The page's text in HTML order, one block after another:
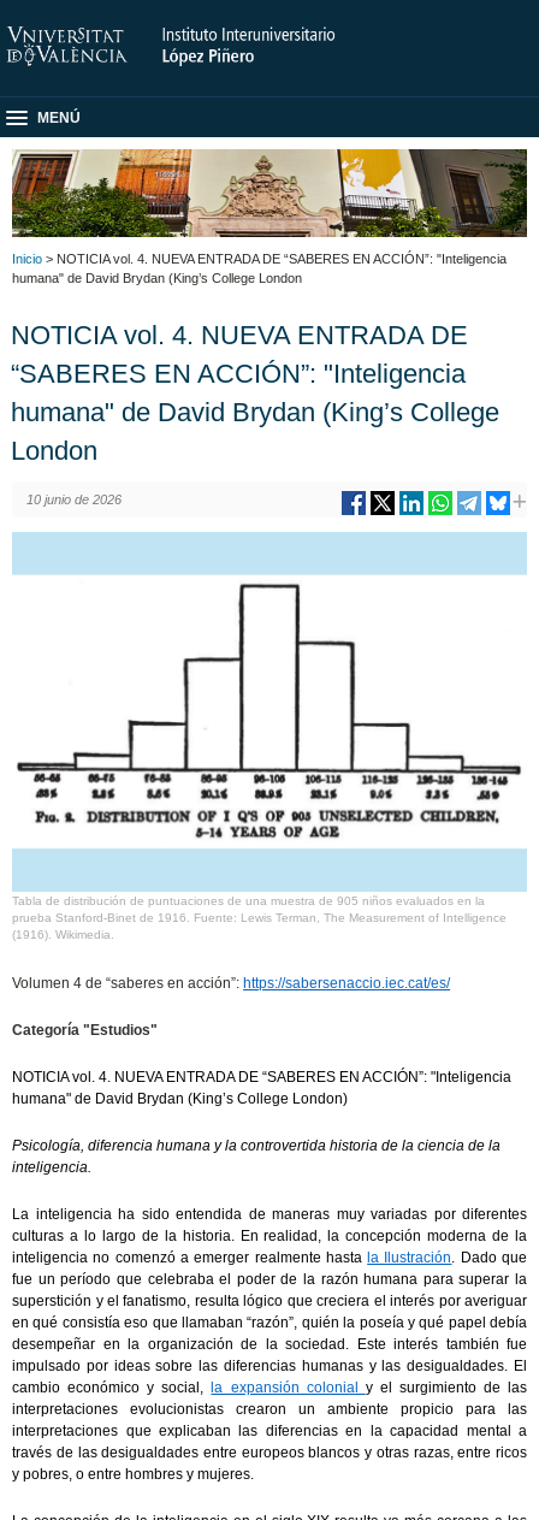
MENÚ
Inicio > NOTICIA vol. 4. NUEVA ENTRADA DE “SABERES EN ACCIÓN”: "Inteligencia
humana" de David Brydan (King’s College London
NOTICIA vol. 4. NUEVA ENTRADA DE
“SABERES EN ACCIÓN”: "Inteligencia
humana" de David Brydan (King’s College
London
10 junio de 2026
Tabla de distribución de puntuaciones de una muestra de 905 niños evaluados en la
prueba Stanford-Binet de 1916. Fuente: Lewis Terman, The Measurement of Intelligence
(1916). Wikimedia.
Volumen 4 de “saberes en acción”: https://sabersenaccio.iec.cat/es/
Categoría "Estudios"
NOTICIA vol. 4. NUEVA ENTRADA DE “SABERES EN ACCIÓN”:"Inteligencia
humana" de David Brydan (King’s College London)
Psicología, diferencia humana y la controvertida historia de la ciencia de la
inteligencia.
La inteligencia ha sido entendida de maneras muy variadas por diferentes
culturas a lo largo de la historia. En realidad, la concepción moderna de la
inteligencia no comenzó a emerger realmente hasta la Ilustración. Dado que
fue un período que celebraba el poder de la razón humana para superar la
superstición y el fanatismo, resulta lógico que creciera el interés por averiguar
en qué consistía eso que llamaban “razón”, quién la poseía y qué papel debía
desempeñar en la organización de la sociedad. Este interés también fue
impulsado por ideas sobre las diferencias humanas y las desigualdades. El
cambio económico y social,
la expansión colonial y el surgimiento de las
interpretaciones evolucionistas crearon un ambiente propicio para las
interpretaciones que explicaban las diferencias en la capacidad mental a
través de las desigualdades entre europeos blancos y otras razas, entre ricos
y pobres, o entre hombres y mujeres.